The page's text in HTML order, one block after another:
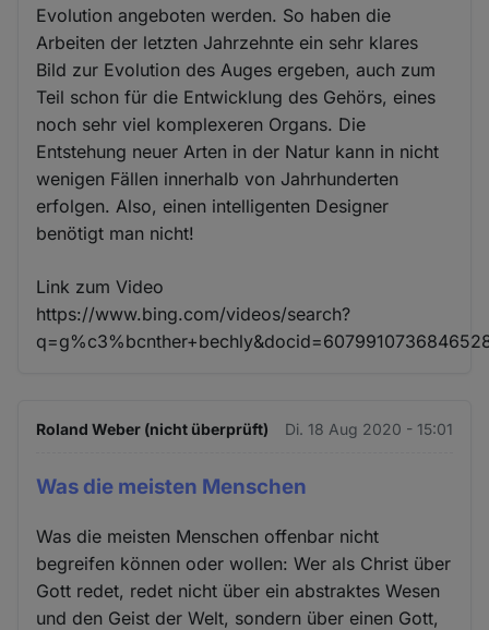
Evolution angeboten werden. So haben die
Arbeiten der letzten Jahrzehnte ein sehr klares
Bild zur Evolution des Auges ergeben, auch zum
Teil schon für die Entwicklung des Gehörs, eines
noch sehr viel komplexeren Organs. Die
Entstehung neuer Arten in der Natur kann in nicht
wenigen Fällen innerhalb von Jahrhunderten
erfolgen. Also, einen intelligenten Designer
benötigt man nicht!
Link zum Video
https://www.bing.com/videos/search?
Roland Weber (nicht überprüft) Di. 18 Aug 2020 - 15:01
Was die meisten Menschen
Was die meisten Menschen offenbar nicht
begreifen können oder wollen: Wer als Christ über
Gott redet, redet nicht über ein abstraktes Wesen
und den Geist der Welt, sondern über einen Gott,